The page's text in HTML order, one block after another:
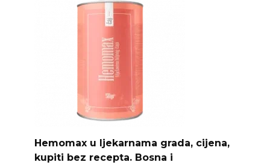
Hemomax u ljekarnama grada, cijena,
kupiti bez recepta. Bosna i